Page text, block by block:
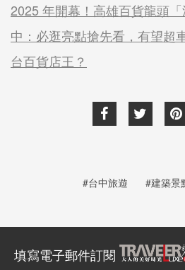
2025 年開幕！高雄百貨龍頭
中：必逛亮點搶先看，有望超
台百貨店王？
#台中旅遊 #建築景
填寫電子郵件訂閱